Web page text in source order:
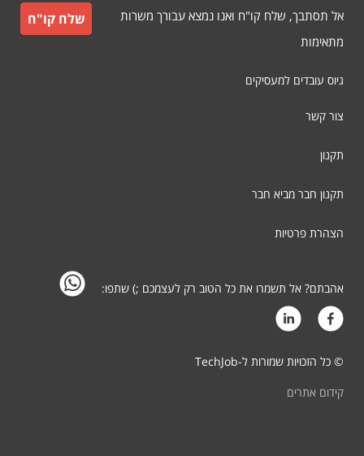
אל תסתבך, שלח קו"ח ואנו נמצא עבורך משרות
מתאימות
שלח קו"ח
גיוס עובדים למעסיקים
צור קשר
תקנון
תקנון חבר מביא חבר
הצהרת פרטיות
אהבתם? אל תשמרו את כל הטוב רק לעצמכם ;) שתפו:
© כל הזכויות שמורות ל-TechJob
קידום אתרים